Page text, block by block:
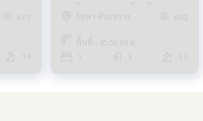
675
16
/ 1 ห้องนอน (ขายพร้อมผู้เช่า)
LIL078รัชดา ห้วยขวาง 602
พื้นที่ : 45.50 ตร.ม.
1 1 11